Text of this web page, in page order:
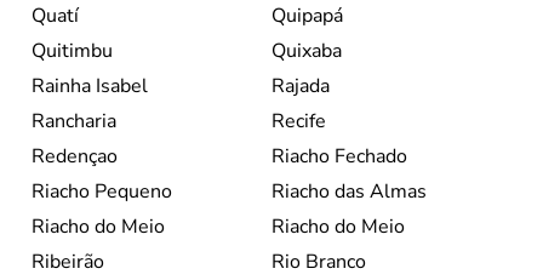
Quatí
Quipapá
Quitimbu
Quixaba
Rainha Isabel
Rajada
Rancharia
Recife
Redençao
Riacho Fechado
Riacho Pequeno
Riacho das Almas
Riacho do Meio
Riacho do Meio
Ribeirão
Rio Branco